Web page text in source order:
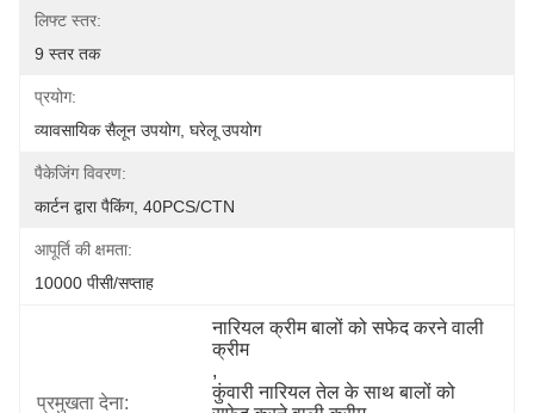
लिफ्ट स्तर:
9 स्तर तक
प्रयोग:
व्यावसायिक सैलून उपयोग, घरेलू उपयोग
पैकेजिंग विवरण:
कार्टन द्वारा पैकिंग, 40PCS/CTN
आपूर्ति की क्षमता:
10000 पीसी/सप्ताह
प्रमुखता देना:
नारियल क्रीम बालों को सफेद करने वाली
क्रीम
,
कुंवारी नारियल तेल के साथ बालों को